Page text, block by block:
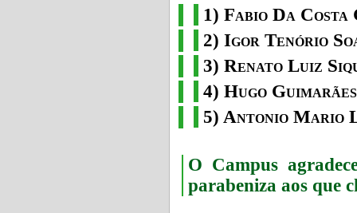
1) Fabio Da
2) Igor Tenório
3) Renato Luiz
4) Hugo
5) Antonio Mario
O Campus
parabeniza aos que